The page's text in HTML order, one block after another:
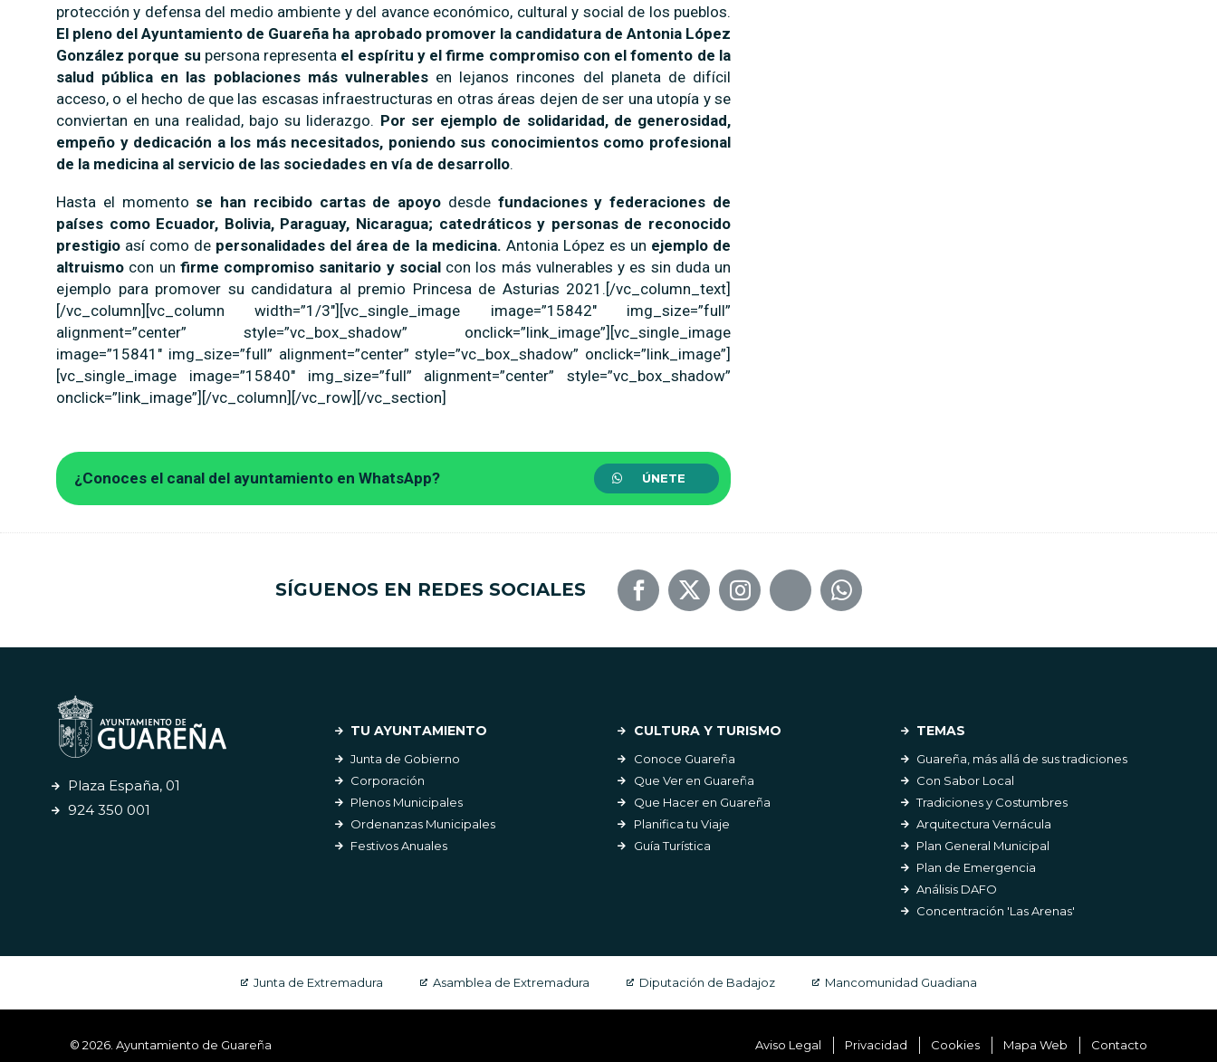
protección y defensa del medio ambiente y del avance económico, cultural y social de los pueblos.
El pleno del Ayuntamiento de Guareña ha aprobado promover la candidatura de Antonia López
González porque su persona representa el espíritu y el firme compromiso con el fomento de la
salud pública en las poblaciones más vulnerables en lejanos rincones del planeta de difícil
acceso, o el hecho de que las escasas infraestructuras en otras áreas dejen de ser una utopía y se
conviertan en una realidad, bajo su liderazgo. Por ser ejemplo de solidaridad, de generosidad,
empeño y dedicación a los más necesitados, poniendo sus conocimientos como profesional
de la medicina al servicio de las sociedades en vía de desarrollo.
Hasta el momento se han recibido cartas de apoyo desde fundaciones y federaciones de
países como Ecuador, Bolivia, Paraguay, Nicaragua; catedráticos y personas de reconocido
prestigio así como de personalidades del área de la medicina. Antonia López es un ejemplo de
altruismo con un firme compromiso sanitario y social con los más vulnerables y es sin duda un
ejemplo para promover su candidatura al premio Princesa de Asturias 2021.[/vc_column_text]
[/vc_column][vc_column width=”1/3″][vc_single_image image=”15842″ img_size=”full”
alignment=”center” style=”vc_box_shadow” onclick=”link_image”][vc_single_image
image=”15841″ img_size=”full” alignment=”center” style=”vc_box_shadow” onclick=”link_image”]
[vc_single_image image=”15840″ img_size=”full” alignment=”center” style=”vc_box_shadow”
onclick=”link_image”][/vc_column][/vc_row][/vc_section]
¿Conoces el canal del ayuntamiento en WhatsApp? ÚNETE
SÍGUENOS EN REDES SOCIALES
Plaza España, 01
924 350 001
TU AYUNTAMIENTO
Junta de Gobierno
Corporación
Plenos Municipales
Ordenanzas Municipales
Festivos Anuales
CULTURA Y TURISMO
Conoce Guareña
Que Ver en Guareña
Que Hacer en Guareña
Planifica tu Viaje
Guía Turística
TEMAS
Guareña, más allá de sus tradiciones
Con Sabor Local
Tradiciones y Costumbres
Arquitectura Vernácula
Plan General Municipal
Plan de Emergencia
Análisis DAFO
Concentración 'Las Arenas'
Junta de Extremadura Asamblea de Extremadura Diputación de Badajoz Mancomunidad Guadiana
© 2026. Ayuntamiento de Guareña Aviso Legal Privacidad Cookies Mapa Web Contacto